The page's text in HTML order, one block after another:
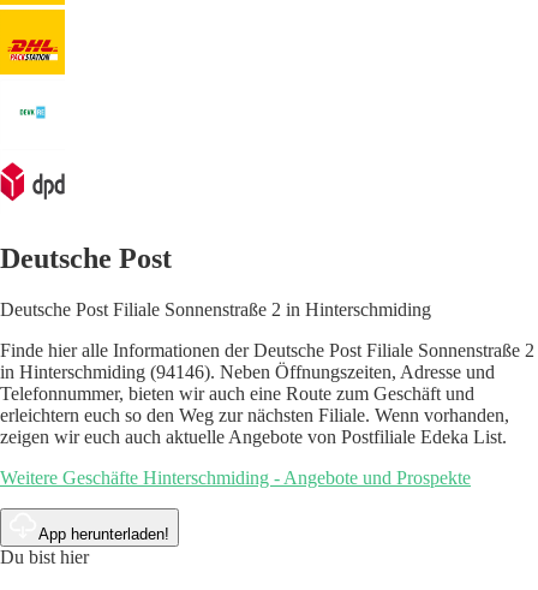
Deutsche Post
Deutsche Post Filiale Sonnenstraße 2 in Hinterschmiding
Finde hier alle Informationen der Deutsche Post Filiale Sonnenstraße 2
in Hinterschmiding (94146). Neben Öffnungszeiten, Adresse und
Telefonnummer, bieten wir auch eine Route zum Geschäft und
erleichtern euch so den Weg zur nächsten Filiale. Wenn vorhanden,
zeigen wir euch auch aktuelle Angebote von Postfiliale Edeka List.
Weitere Geschäfte Hinterschmiding - Angebote und Prospekte
App herunterladen!
Du bist hier